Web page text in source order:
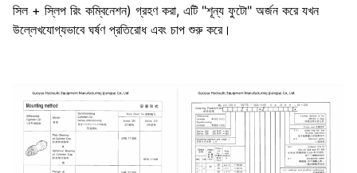
সিল + স্লিপ রিং কম্বিনেশন) গ্রহণ করা, এটি "শূন্য ফুটো" অর্জন করে যখন
উল্লেখযোগ্যভাবে ঘর্ষণ প্রতিরোধ এবং চাপ শুরু করে।